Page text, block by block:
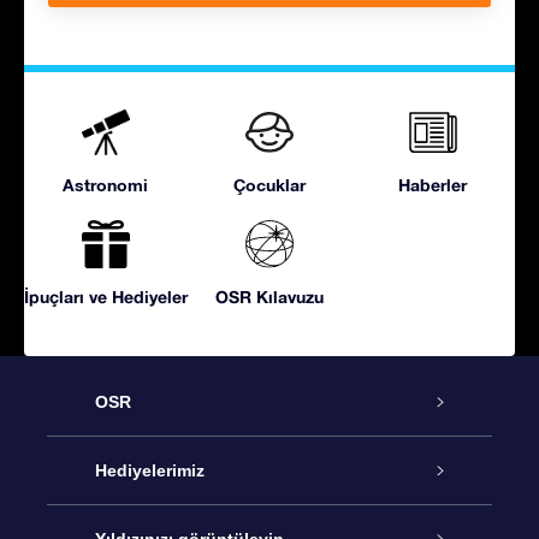
Astronomi Çocuklar Haberler
İpuçları ve Hediyeler OSR Kılavuzu
OSR
Hizmet
Hediyelerimiz